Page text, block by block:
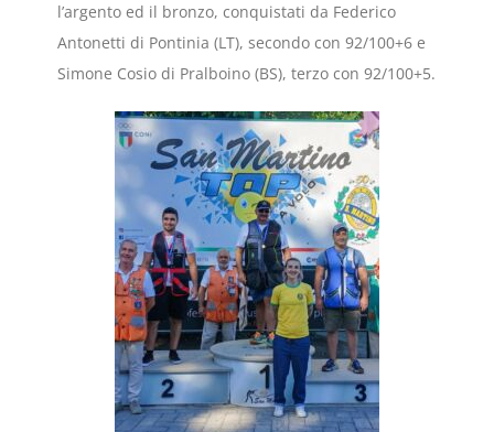
l’argento ed il bronzo, conquistati da Federico
Antonetti di Pontinia (LT), secondo con 92/100+6 e
Simone Cosio di Pralboino (BS), terzo con 92/100+5.